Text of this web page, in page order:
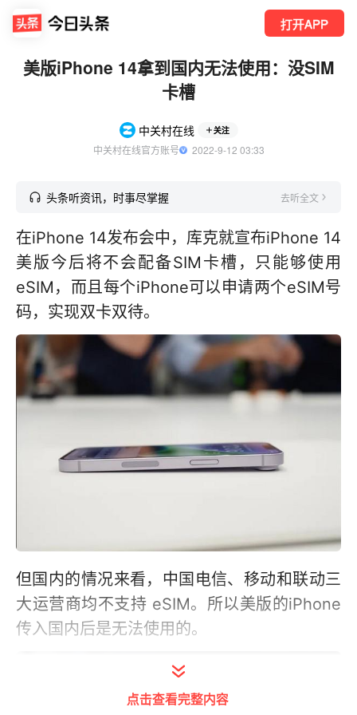
打开APP
美版iPhone 14拿到国内无法使用：没SIM
卡槽
中关村在线 关注
中关村在线官方账号
  2022-9-12 03:33
头条听资讯，时事尽掌握 去听全文
在iPhone 14发布会中，库克就宣布iPhone 14
美版今后将不会配备SIM卡槽，只能够使用
eSIM，而且每个iPhone可以申请两个eSIM号
码，实现双卡双待。
但国内的情况来看，中国电信、移动和联动三
大运营商均不支持 eSIM。所以美版的iPhone
传入国内后是无法使用的。
点击查看完整内容